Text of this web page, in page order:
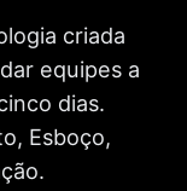
criada
equipes a
dias.
Esboço,